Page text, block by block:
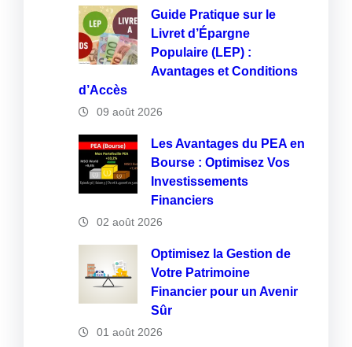
Guide Pratique sur le
Livret d’Épargne
Populaire (LEP) :
Avantages et Conditions
d’Accès
09 août 2026
Les Avantages du PEA en
Bourse : Optimisez Vos
Investissements
Financiers
02 août 2026
Optimisez la Gestion de
Votre Patrimoine
Financier pour un Avenir
Sûr
01 août 2026